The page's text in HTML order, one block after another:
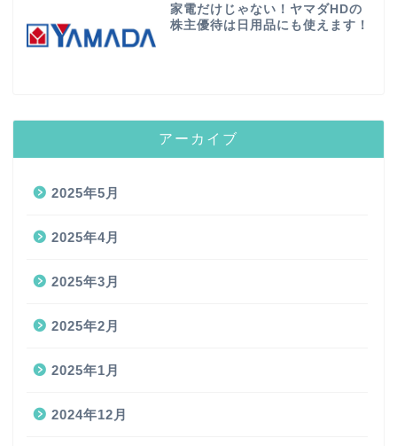
家電だけじゃない！ヤマダHDの
株主優待は日用品にも使えます！
アーカイブ
2025年5月
2025年4月
2025年3月
2025年2月
2025年1月
2024年12月